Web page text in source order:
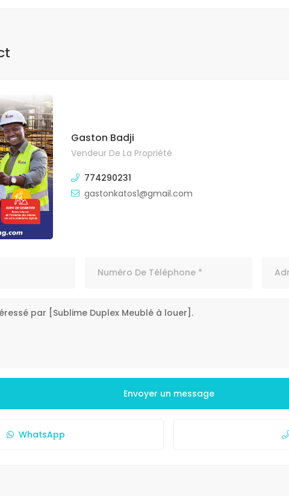
Gaston Badji
Vendeur De La Propriété
774290231
gastonkatos1@gmail.com
Envoyer un message
WhatsApp